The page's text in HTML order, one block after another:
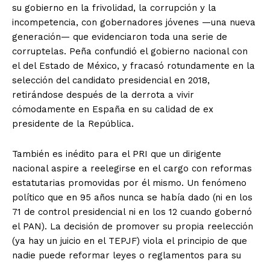
su gobierno en la frivolidad, la corrupción y la
incompetencia, con gobernadores jóvenes —una nueva
generación— que evidenciaron toda una serie de
corruptelas. Peña confundió el gobierno nacional con
el del Estado de México, y fracasó rotundamente en la
selección del candidato presidencial en 2018,
retirándose después de la derrota a vivir
cómodamente en España en su calidad de ex
presidente de la República.
También es inédito para el PRI que un dirigente
nacional aspire a reelegirse en el cargo con reformas
estatutarias promovidas por él mismo. Un fenómeno
político que en 95 años nunca se había dado (ni en los
71 de control presidencial ni en los 12 cuando gobernó
el PAN). La decisión de promover su propia reelección
(ya hay un juicio en el TEPJF) viola el principio de que
nadie puede reformar leyes o reglamentos para su